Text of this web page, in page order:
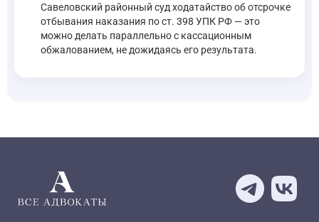
Савеловский районный суд ходатайство об отсрочке
отбывания наказания по ст. 398 УПК РФ — это
можно делать параллельно с кассационным
обжалованием, не дожидаясь его результата.